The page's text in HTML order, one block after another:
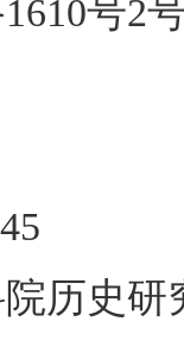
号2
历史研